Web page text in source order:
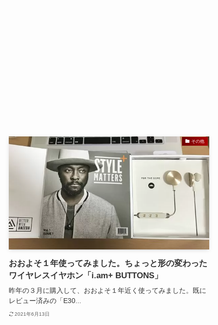
その他
おおよそ１年使ってみました。ちょっと形の変わった
ワイヤレスイヤホン「i.am+ BUTTONS」
昨年の３月に購入して、おおよそ１年近く使ってみました。既に
レビュー済みの「E30...
2021年6月13日